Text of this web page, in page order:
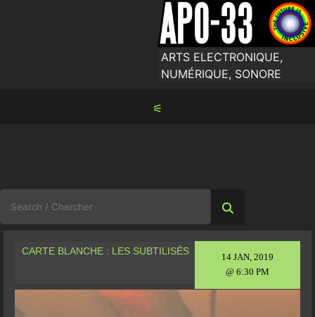
ARTS ELECTRONIQUE,
NUMÉRIQUE, SONORE
⚟
for:
14 JAN, 2019
@ 6:30 PM
CARTE BLANCHE : LES SUBTILISÉS